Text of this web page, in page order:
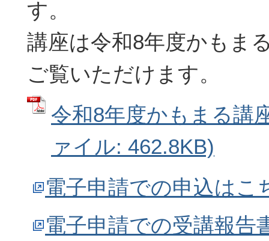
す。
講座は令和8年度かもま
ご覧いただけます。
令和8年度かもまる講
ァイル: 462.8KB)
電子申請での申込はこ
電子申請での受講報告